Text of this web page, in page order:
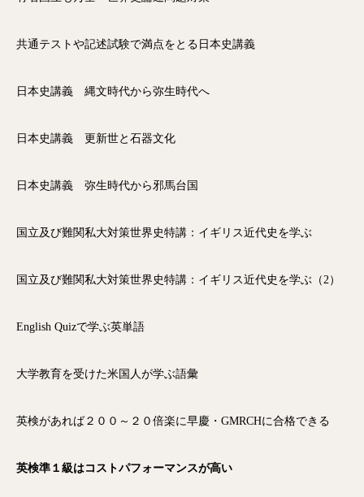
共通テストや記述試験で満点をとる日本史講義
日本史講義 縄文時代から弥生時代へ
日本史講義 更新世と石器文化
日本史講義 弥生時代から邪馬台国
国立及び難関私大対策世界史特講：イギリス近代史を学ぶ
国立及び難関私大対策世界史特講：イギリス近代史を学ぶ（2）
English Quizで学ぶ英単語
大学教育を受けた米国人が学ぶ語彙
英検があれば２００～２０倍楽に早慶・GMRCHに合格できる
英検準１級はコストパフォーマンスが高い